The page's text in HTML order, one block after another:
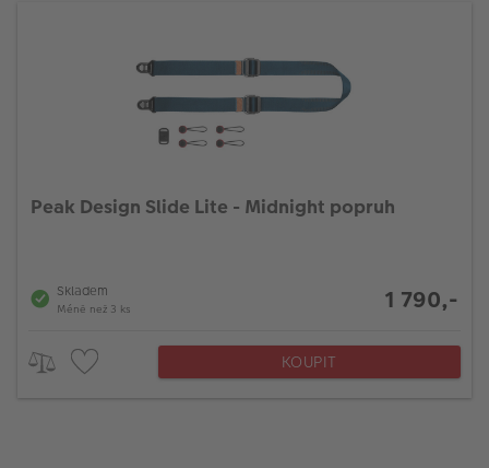
Peak Design Slide Lite - Midnight popruh
Skladem
Méně než 3 ks 1 790,-
KOUPIT